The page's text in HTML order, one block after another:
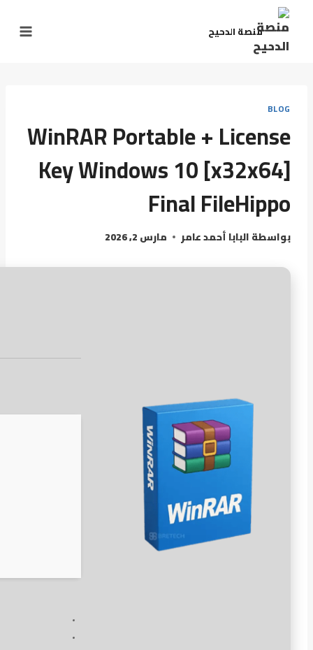
منصة الدحيح
BLOG
WinRAR Portable + License
Key Windows 10 [x32x64]
Final FileHippo
بواسطةالبابا أحمد عامر مارس 2, 2026